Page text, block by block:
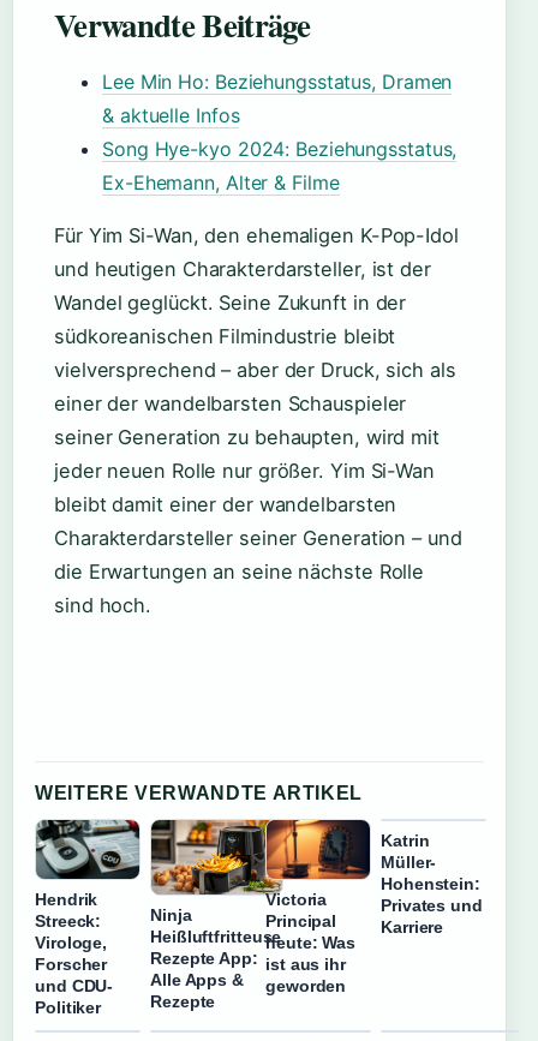
Verwandte Beiträge
Lee Min Ho: Beziehungsstatus, Dramen
& aktuelle Infos
Song Hye-kyo 2024: Beziehungsstatus,
Ex-Ehemann, Alter & Filme
Für Yim Si-Wan, den ehemaligen K-Pop-Idol
und heutigen Charakterdarsteller, ist der
Wandel geglückt. Seine Zukunft in der
südkoreanischen Filmindustrie bleibt
vielversprechend – aber der Druck, sich als
einer der wandelbarsten Schauspieler
seiner Generation zu behaupten, wird mit
jeder neuen Rolle nur größer. Yim Si-Wan
bleibt damit einer der wandelbarsten
Charakterdarsteller seiner Generation – und
die Erwartungen an seine nächste Rolle
sind hoch.
WEITERE VERWANDTE ARTIKEL
Hendrik
Streeck:
Virologe,
Forscher
und CDU-
Politiker
Ninja
Heißluftfritteuse
Rezepte App:
Alle Apps &
Rezepte
Victoria
Principal
heute: Was
ist aus ihr
geworden
Katrin
Müller-
Hohenstein:
Privates und
Karriere